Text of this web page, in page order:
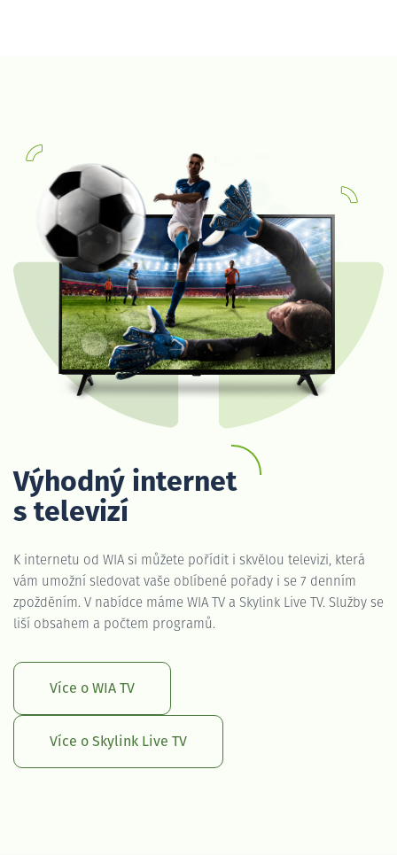
Výhodný internet
s televizí
K internetu od WIA si můžete pořídit i skvělou televizi, která
vám umožní sledovat vaše oblíbené pořady i se 7 denním
zpožděním. V nabídce máme WIA TV a Skylink Live TV. Služby se
liší obsahem a počtem programů.
Více o WIA TV
Více o Skylink Live TV